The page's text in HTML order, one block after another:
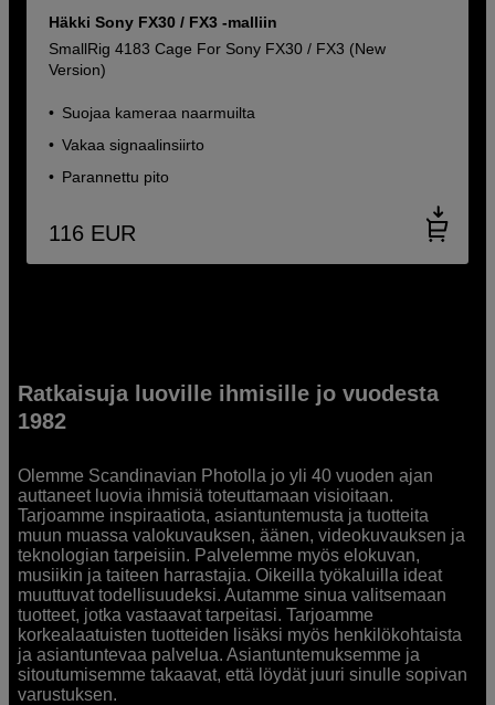
Häkki Sony FX30 / FX3 -malliin
SmallRig 4183 Cage For Sony FX30 / FX3 (New
Version)
Suojaa kameraa naarmuilta
Vakaa signaalinsiirto
Parannettu pito
116 EUR
Ratkaisuja luoville ihmisille jo vuodesta
1982
Olemme Scandinavian Photolla jo yli 40 vuoden ajan
auttaneet luovia ihmisiä toteuttamaan visioitaan.
Tarjoamme inspiraatiota, asiantuntemusta ja tuotteita
muun muassa valokuvauksen, äänen, videokuvauksen ja
teknologian tarpeisiin. Palvelemme myös elokuvan,
musiikin ja taiteen harrastajia. Oikeilla työkaluilla ideat
muuttuvat todellisuudeksi. Autamme sinua valitsemaan
tuotteet, jotka vastaavat tarpeitasi. Tarjoamme
korkealaatuisten tuotteiden lisäksi myös henkilökohtaista
ja asiantuntevaa palvelua. Asiantuntemuksemme ja
sitoutumisemme takaavat, että löydät juuri sinulle sopivan
varustuksen.